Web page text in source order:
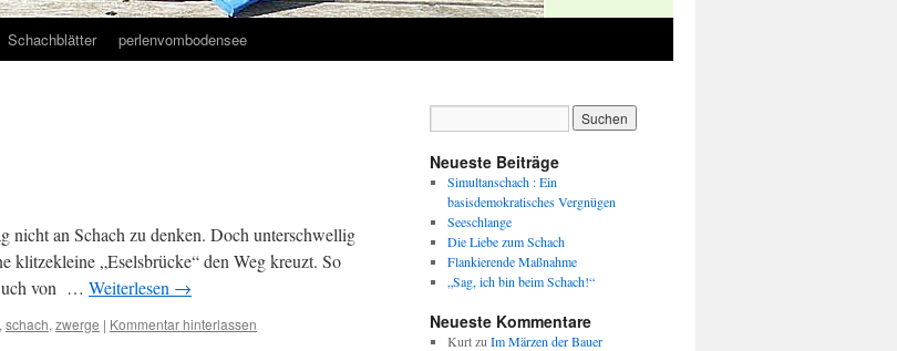
Schachblätter perlenvombodensee
nicht an Schach zu denken. Doch unterschwellig
klitzekleine „Eselsbrücke“ den Weg kreuzt. So
von … Weiterlesen →
, schach, zwerge | Kommentar hinterlassen
Neueste Beiträge
Simultanschach : Ein
basisdemokratisches Vergnügen
Seeschlange
Die Liebe zum Schach
Flankierende Maßnahme
„Sag, ich bin beim Schach!“
Neueste Kommentare
Kurtzu Im Märzen der Bauer